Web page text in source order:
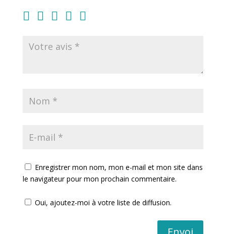
Enregistrer mon nom, mon e-mail et mon site dans
le navigateur pour mon prochain commentaire.
Oui, ajoutez-moi à votre liste de diffusion.